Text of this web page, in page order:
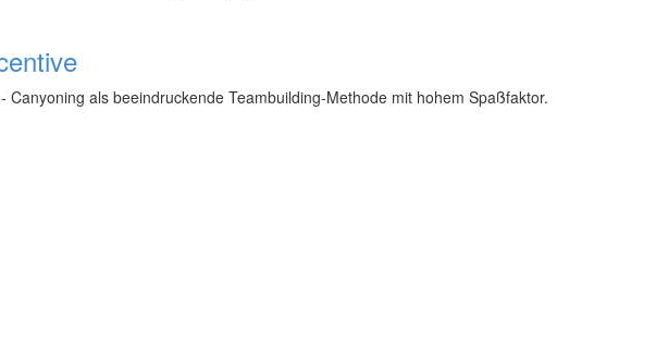
Canyoning als beeindruckende Teambuilding-Methode mit hohem Spaßfaktor.